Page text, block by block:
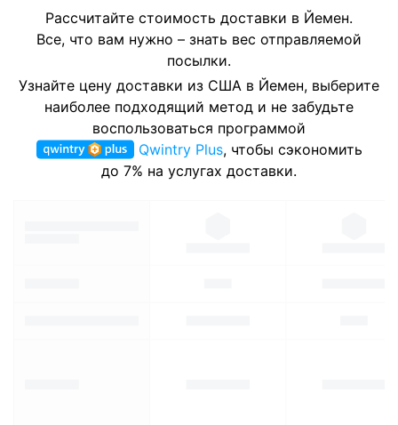
Рассчитайте стоимость доставки в Йемен.
Все, что вам нужно – знать вес отправляемой
посылки.
Узнайте цену доставки из США в Йемен, выберите
наиболее подходящий метод и не забудьте
воспользоваться программой
Qwintry Plus, чтобы сэкономить
до 7% на услугах доставки.